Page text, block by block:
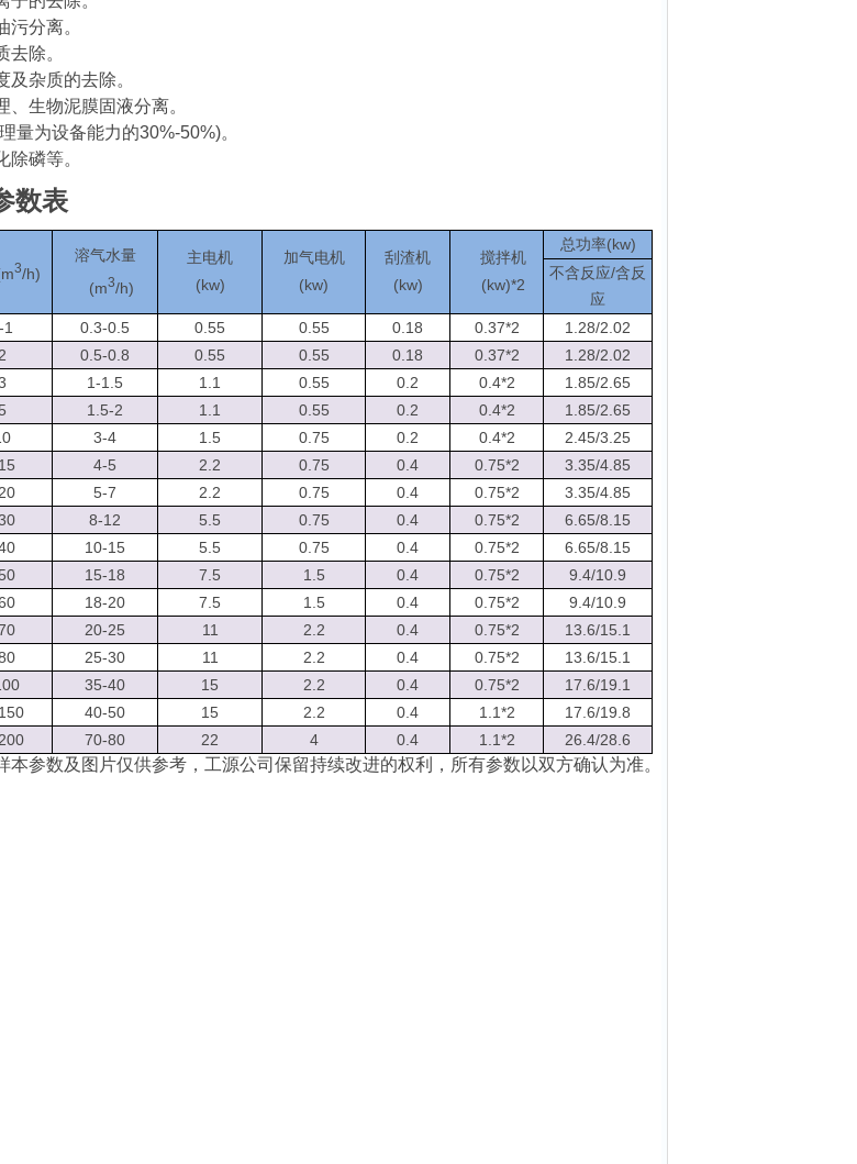
污分离。
去除。
及杂质的去除。
、生物泥膜固液分离。
量为设备能力的30%-50%)。
除磷等。
数表
3/h)
溶气水量
(m3/h)
主电机
(kw)
加气电机
(kw)
刮渣机
(kw)
搅拌机
(kw)*2
总功率(kw)
不含反应/含反
应
0.3-0.5 0.55 0.55 0.18 0.37*2
1.28/2.02
0.5-0.8 0.55 0.55 0.18 0.37*2
1.28/2.02
1-1.5 1.1 0.55 0.2 0.4*2
1.85/2.65
1.5-2 1.1 0.55 0.2 0.4*2
1.85/2.65
3-4 1.5 0.75 0.2 0.4*2
2.45/3.25
4-5 2.2 0.75 0.4 0.75*2
3.35/4.85
5-7 2.2 0.75 0.4 0.75*2
3.35/4.85
8-12 5.5 0.75 0.4 0.75*2
6.65/8.15
10-15 5.5 0.75 0.4 0.75*2
6.65/8.15
15-18 7.5 1.5 0.4 0.75*2
9.4/10.9
18-20 7.5 1.5 0.4 0.75*2
9.4/10.9
20-25 11 2.2 0.4 0.75*2
13.6/15.1
25-30 11 2.2 0.4 0.75*2
13.6/15.1
35-40 15 2.2 0.4 0.75*2
17.6/19.1
40-50 15 2.2 0.4 1.1*2
17.6/19.8
70-80 22 4 0.4 1.1*2 26.4/28.6
本参数及图片仅供参考，工源公司保留持续改进的权利，所有参数以双方确认为准。